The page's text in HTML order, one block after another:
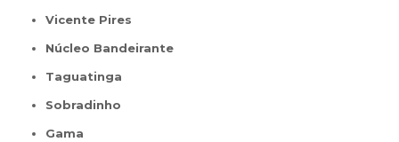
Vicente Pires
Núcleo Bandeirante
Taguatinga
Sobradinho
Gama